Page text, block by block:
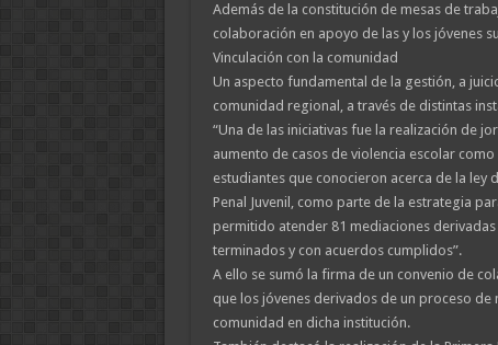
Además de la constitución de mesas de
colaboración en apoyo de las y los jóvenes
Vinculación con la comunidad
Un aspecto fundamental de la gestión, a
comunidad regional, a través de distintas
“Una de las iniciativas fue la realización de
aumento de casos de violencia escolar
estudiantes que conocieron acerca de la ley
Penal Juvenil, como parte de la estrategia
permitido atender 81 mediaciones
terminados y con acuerdos cumplidos”.
A ello se sumó la firma de un convenio de
que los jóvenes derivados de un proceso
comunidad en dicha institución.